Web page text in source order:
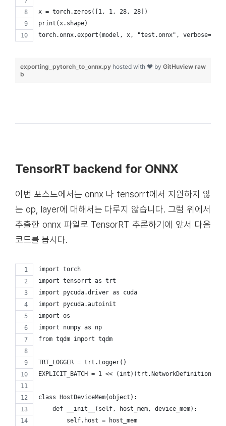
x = torch.zeros([1, 1, 28, 28])
print(x.shape)
torch.onnx.export(model, x, "test.onnx", verbose=True,
view raw
exporting_pytorch_to_onnx.py hosted with ❤ by GitHu
b
TensorRT backend for ONNX
이번 포스트에서는 onnx 나 tensorrt에서 지원하지 않
는 op, layer에 대해서는 다루지 않습니다. 그럼 위에서
추출한 onnx 파일로 TensorRT 추론하기에 앞서 다음
코드를 봅시다.
import torch
import tensorrt as trt
import pycuda.driver as cuda
import pycuda.autoinit
import os
import numpy as np
from tqdm import tqdm
TRT_LOGGER = trt.Logger()
EXPLICIT_BATCH = 1 <<
class HostDeviceMem(object):
    def __init__(self, host_mem, device_mem):
        self.host = host_mem